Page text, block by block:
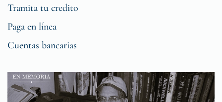
Tramita tu credito
Paga en línea
Cuentas bancarias